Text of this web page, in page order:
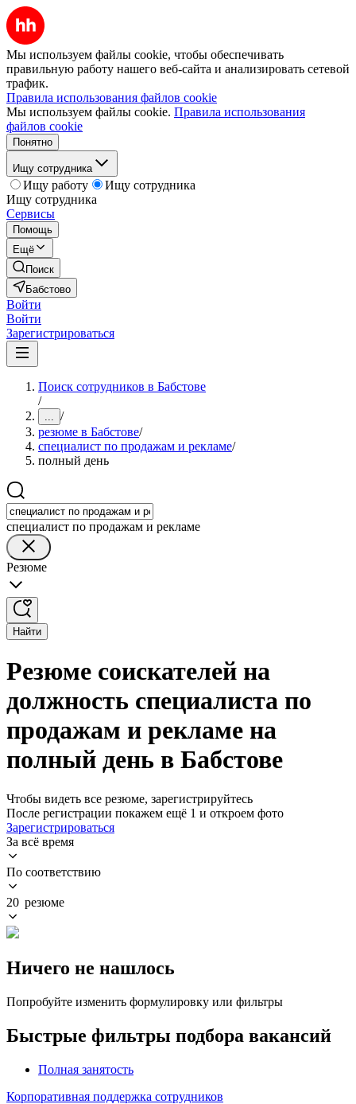
Мы используем файлы cookie, чтобы обеспечивать
правильную работу нашего веб-сайта и анализировать сетевой
трафик.
Правила использования файлов cookie
Мы используем файлы cookie. Правила использования
файлов cookie
Понятно
Ищу сотрудника
Ищу работу
Ищу сотрудника
Ищу сотрудника
Сервисы
Помощь
Ещё
Поиск
Бабстово
Войти
Войти
Зарегистрироваться
Поиск сотрудников в Бабстове
/
... /
резюме в Бабстове/
специалист по продажам и рекламе/
полный день
специалист по продажам и рекламе
Резюме
Найти
Резюме соискателей на
должность специалиста по
продажам и рекламе на
полный день в Бабстове
Чтобы видеть все резюме, зарегистрируйтесь
После регистрации покажем ещё 1 и откроем фото
Зарегистрироваться
За всё время
По соответствию
20 резюме
Ничего не нашлось
Попробуйте изменить формулировку или фильтры
Быстрые фильтры подбора вакансий
Полная занятость
Корпоративная поддержка сотрудников